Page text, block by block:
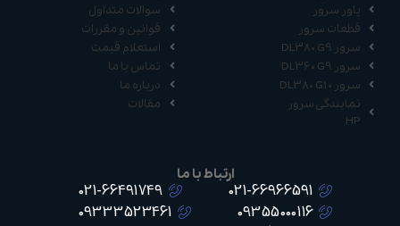
پاور سرور
قطعات سرور
سرور DL380 G9
سرور DL360 G9
سرور DL380 G10
نمایندگی سرور
HP
سوالات متداول
قوانین و مقررات
استعلام قیمت
تماس با ما
درباره ما
مقالات
ارتباط با ما
021-66966591
021-66491749
09355000116
09333523461